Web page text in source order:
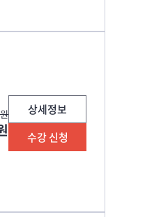
상세정보
수강 신청